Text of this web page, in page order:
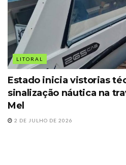
LITORAL
Estado inicia vistorias
sinalização náutica na
Mel
2 DE JULHO DE 2026